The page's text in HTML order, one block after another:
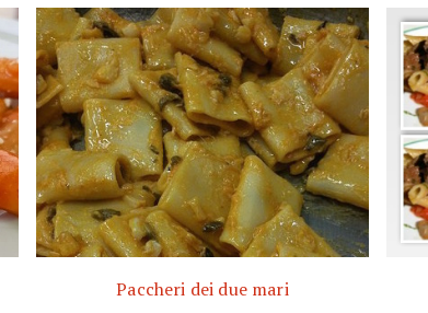
Paccheri dei due mari